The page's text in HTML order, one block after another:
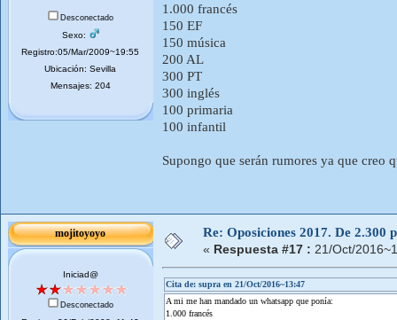
Desconectado
Sexo:
Registro:05/Mar/2009~19:55
Ubicación: Sevilla
Mensajes: 204
1.000 francés
150 EF
150 música
200 AL
300 PT
300 inglés
100 primaria
100 infantil
Supongo que serán rumores ya que creo
mojitoyoyo
Iniciad@
Desconectado
Re: Oposiciones 2017. De 2.300
« Respuesta #17 : 21/Oct/
Cita de: supra en 21/Oct/2016~13:47
A mi me han mandado un whatsapp que ponía:
1.000 francés